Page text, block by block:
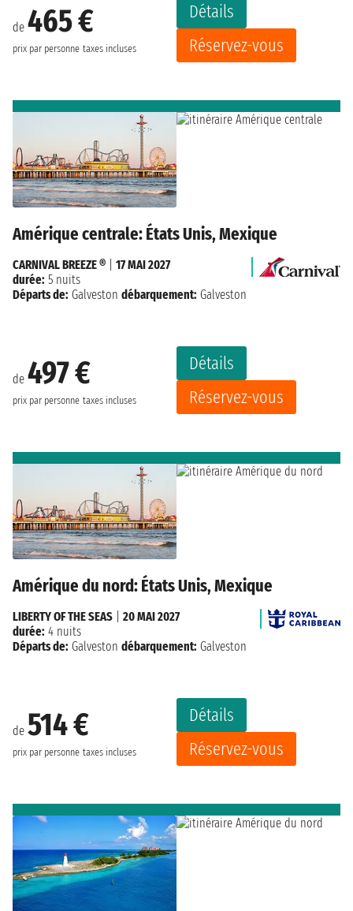
de 465 €
prix par personne taxes incluses
Détails
Réservez-vous
Amérique centrale: États Unis, Mexique
de 497 €
prix par personne taxes incluses
Détails
Réservez-vous
CARNIVAL BREEZE ®
17 MAI 2027
durée: 5 nuits
Départs de: Galveston débarquement: Galveston
Amérique du nord: États Unis, Mexique
de 514 €
prix par personne taxes incluses
Détails
Réservez-vous
LIBERTY OF THE SEAS
20 MAI 2027
durée: 4 nuits
Départs de: Galveston débarquement: Galveston